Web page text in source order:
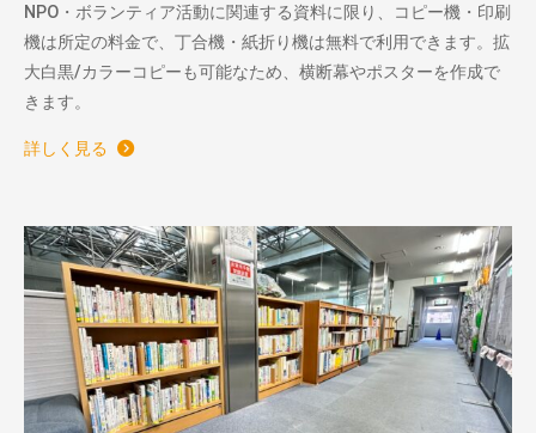
NPO・ボランティア活動に関連する資料に限り、コピー機・印刷
機は所定の料金で、丁合機・紙折り機は無料で利用できます。拡
大白黒/カラーコピーも可能なため、横断幕やポスターを作成で
きます。
詳しく見る